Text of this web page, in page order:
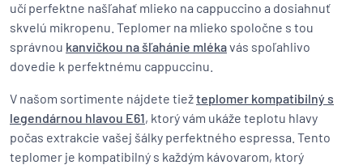
učí perfektne našľahať mlieko na cappuccino a dosiahnuť
skvelú mikropenu. Teplomer na mlieko spoločne s tou
správnou kanvičkou na šľahánie mlékavás spoľahlivo
dovedie k perfektnému cappuccinu.
V našom sortimente nájdete tiežteplomer kompatibilný s
legendárnou hlavou E61, ktorý vám ukáže teplotu hlavy
počas extrakcie vašej šálky perfektného espressa. Tento
teplomer je kompatibilný s každým kávovarom, ktorý